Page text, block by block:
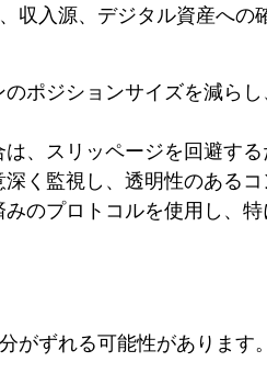
収入源、デジタル資産へ
のポジションサイズを減ら
、スリッページを回避す
く監視し、透明性のある
みのプロトコルを使用し、
がずれる可能性がありま